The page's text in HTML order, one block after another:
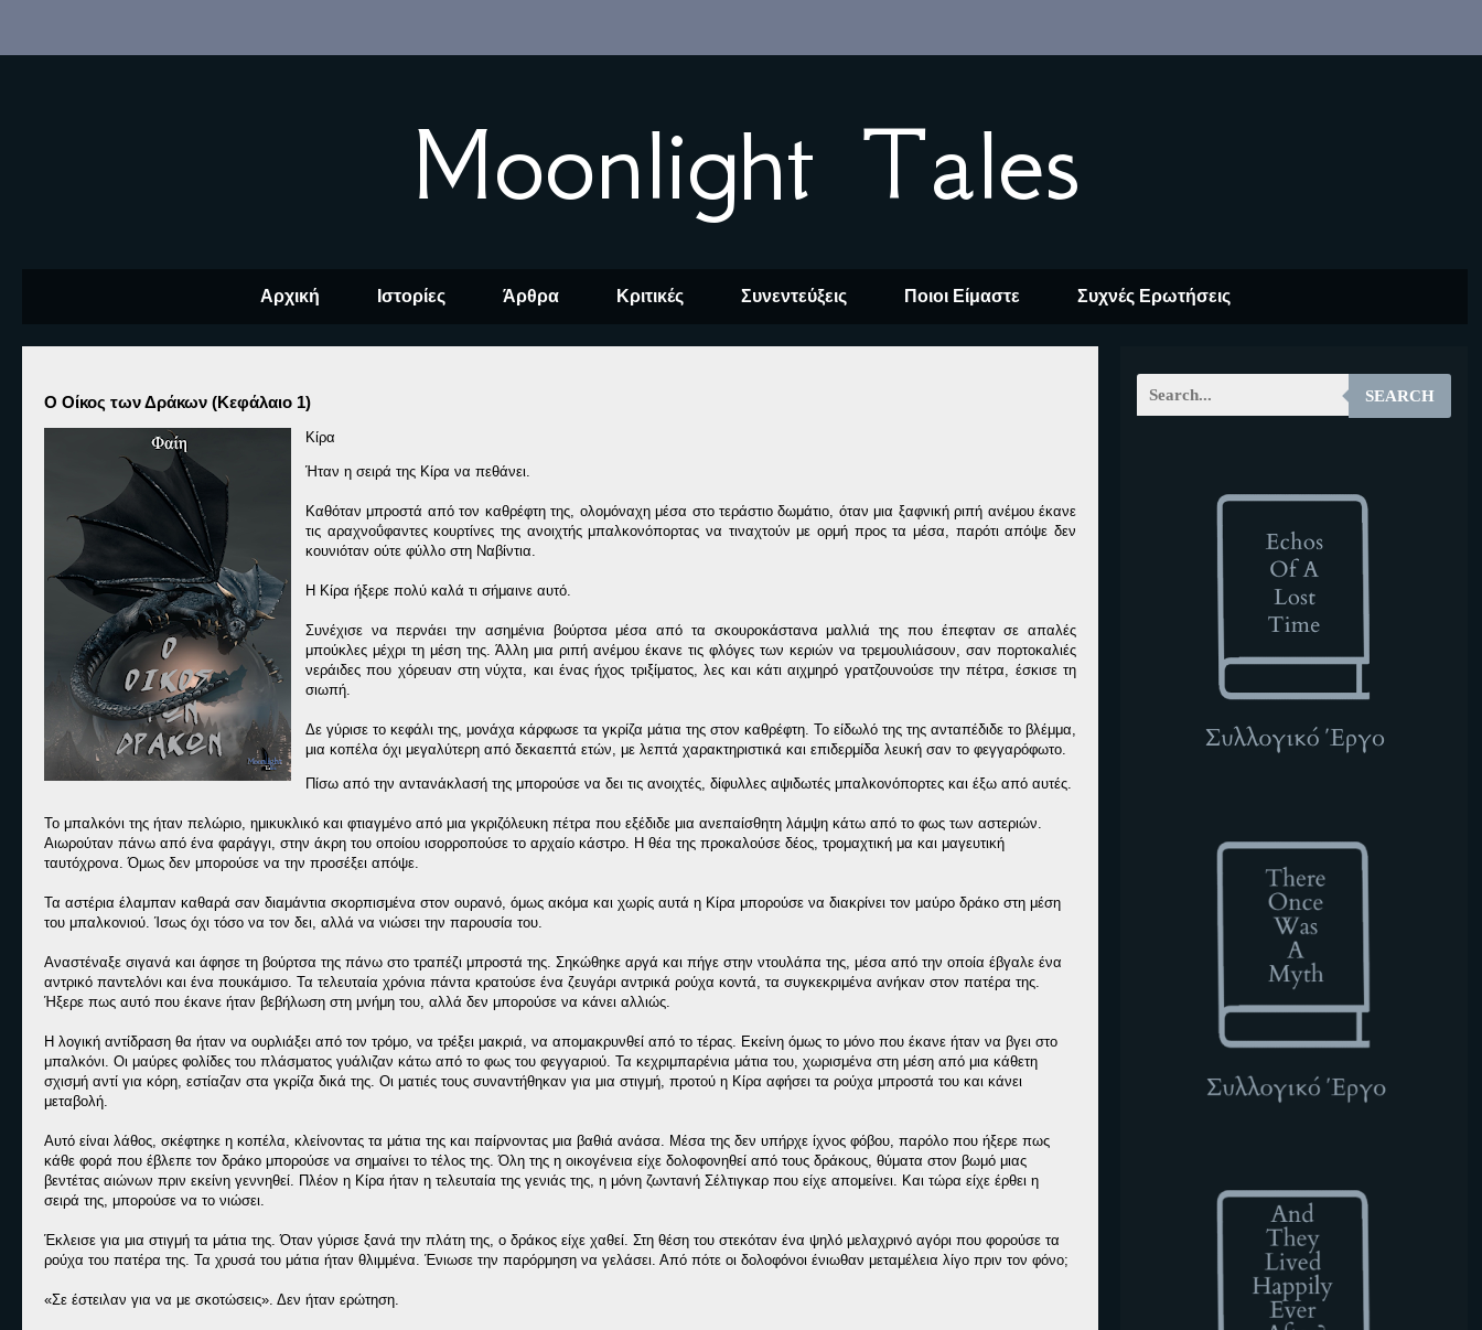
Moonlight Tales
Αρχική Ιστορίες Άρθρα Κριτικές Συνεντεύξεις Ποιοι Είμαστε Συχνές Ερωτήσεις
Ο Οίκος των Δράκων (Κεφάλαιο 1)
Κίρα
Ήταν η σειρά της Κίρα να πεθάνει.
Καθόταν μπροστά από τον καθρέφτη της, ολομόναχη μέσα στο τεράστιο δωμάτιο, όταν μια ξαφνική ριπή ανέμου έκανε
τις αραχνοΰφαντες κουρτίνες της ανοιχτής μπαλκονόπορτας να τιναχτούν με ορμή προς τα μέσα, παρότι απόψε δεν
κουνιόταν ούτε φύλλο στη Ναβίντια.
Η Κίρα ήξερε πολύ καλά τι σήμαινε αυτό.
Συνέχισε να περνάει την ασημένια βούρτσα μέσα από τα σκουροκάστανα μαλλιά της που έπεφταν σε απαλές
μπούκλες μέχρι τη μέση της. Άλλη μια ριπή ανέμου έκανε τις φλόγες των κεριών να τρεμουλιάσουν, σαν πορτοκαλιές
νεράιδες που χόρευαν στη νύχτα, και ένας ήχος τριξίματος, λες και κάτι αιχμηρό γρατζουνούσε την πέτρα, έσκισε τη
σιωπή.
Δε γύρισε το κεφάλι της, μονάχα κάρφωσε τα γκρίζα μάτια της στον καθρέφτη. Το είδωλό της της ανταπέδιδε το βλέμμα,
μια κοπέλα όχι μεγαλύτερη από δεκαεπτά ετών, με λεπτά χαρακτηριστικά και επιδερμίδα λευκή σαν το φεγγαρόφωτο.
Πίσω από την αντανάκλασή της μπορούσε να δει τις ανοιχτές, δίφυλλες αψιδωτές μπαλκονόπορτες και έξω από αυτές.
Το μπαλκόνι της ήταν πελώριο, ημικυκλικό και φτιαγμένο από μια γκριζόλευκη πέτρα που εξέδιδε μια ανεπαίσθητη λάμψη κάτω από το φως των αστεριών.
Αιωρούταν πάνω από ένα φαράγγι, στην άκρη του οποίου ισορροπούσε το αρχαίο κάστρο. Η θέα της προκαλούσε δέος, τρομαχτική μα και μαγευτική
ταυτόχρονα. Όμως δεν μπορούσε να την προσέξει απόψε.
Τα αστέρια έλαμπαν καθαρά σαν διαμάντια σκορπισμένα στον ουρανό, όμως ακόμα και χωρίς αυτά η Κίρα μπορούσε να διακρίνει τον μαύρο δράκο στη μέση
του μπαλκονιού. Ίσως όχι τόσο να τον δει, αλλά να νιώσει την παρουσία του.
Αναστέναξε σιγανά και άφησε τη βούρτσα της πάνω στο τραπέζι μπροστά της. Σηκώθηκε αργά και πήγε στην ντουλάπα της, μέσα από την οποία έβγαλε ένα
αντρικό παντελόνι και ένα πουκάμισο. Τα τελευταία χρόνια πάντα κρατούσε ένα ζευγάρι αντρικά ρούχα κοντά, τα συγκεκριμένα ανήκαν στον πατέρα της.
Ήξερε πως αυτό που έκανε ήταν βεβήλωση στη μνήμη του, αλλά δεν μπορούσε να κάνει αλλιώς.
Η λογική αντίδραση θα ήταν να ουρλιάξει από τον τρόμο, να τρέξει μακριά, να απομακρυνθεί από το τέρας. Εκείνη όμως το μόνο που έκανε ήταν να βγει στο
μπαλκόνι. Οι μαύρες φολίδες του πλάσματος γυάλιζαν κάτω από το φως του φεγγαριού. Τα κεχριμπαρένια μάτια του, χωρισμένα στη μέση από μια κάθετη
σχισμή αντί για κόρη, εστίαζαν στα γκρίζα δικά της. Οι ματιές τους συναντήθηκαν για μια στιγμή, προτού η Κίρα αφήσει τα ρούχα μπροστά του και κάνει
μεταβολή.
Αυτό είναι λάθος, σκέφτηκε η κοπέλα, κλείνοντας τα μάτια της και παίρνοντας μια βαθιά ανάσα. Μέσα της δεν υπήρχε ίχνος φόβου, παρόλο που ήξερε πως
κάθε φορά που έβλεπε τον δράκο μπορούσε να σημαίνει το τέλος της. Όλη της η οικογένεια είχε δολοφονηθεί από τους δράκους, θύματα στον βωμό μιας
βεντέτας αιώνων πριν εκείνη γεννηθεί. Πλέον η Κίρα ήταν η τελευταία της γενιάς της, η μόνη ζωντανή Σέλτιγκαρ που είχε απομείνει. Και τώρα είχε έρθει η
σειρά της, μπορούσε να το νιώσει.
Έκλεισε για μια στιγμή τα μάτια της. Όταν γύρισε ξανά την πλάτη της, ο δράκος είχε χαθεί. Στη θέση του στεκόταν ένα ψηλό μελαχρινό αγόρι που φορούσε τα
ρούχα του πατέρα της. Τα χρυσά του μάτια ήταν θλιμμένα. Ένιωσε την παρόρμηση να γελάσει. Από πότε οι δολοφόνοι ένιωθαν μεταμέλεια λίγο πριν τον φόνο;
«Σε έστειλαν για να με σκοτώσεις». Δεν ήταν ερώτηση.
SEARCH